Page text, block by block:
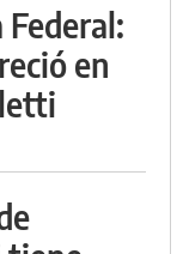
Federal:
en